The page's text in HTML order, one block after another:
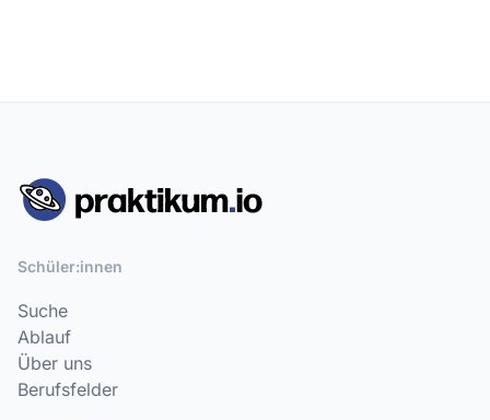
Schüler:innen
Suche
Ablauf
Über uns
Berufsfelder